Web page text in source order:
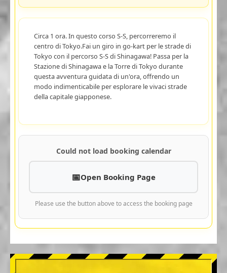
Circa 1 ora. In questo corso S-S, percorreremo il
centro di Tokyo.Fai un giro in go-kart per le strade di
Tokyo con il percorso S-S di Shinagawa! Passa per la
Stazione di Shinagawa e la Torre di Tokyo durante
questa avventura guidata di un'ora, offrendo un
modo indimenticabile per esplorare le vivaci strade
della capitale giapponese.
Could not load booking calendar
Open Booking Page
Please use the button above to access the booking page